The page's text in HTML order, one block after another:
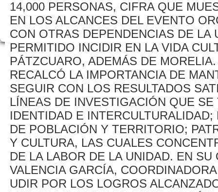
14,000 PERSONAS, CIFRA QUE
EN LOS ALCANCES DEL EVENTO
CON OTRAS DEPENDENCIAS DE
PERMITIDO INCIDIR EN LA VIDA
PÁTZCUARO, ADEMÁS DE
RECALCÓ LA IMPORTANCIA DE
SEGUIR CON LOS RESULTADOS
LÍNEAS DE INVESTIGACIÓN QUE
IDENTIDAD E
DE POBLACIÓN Y TERRITORIO;
Y CULTURA, LAS CUALES
DE LA LABOR DE LA UNIDAD. EN
VALENCIA GARCÍA,
UDIR POR LOS LOGROS